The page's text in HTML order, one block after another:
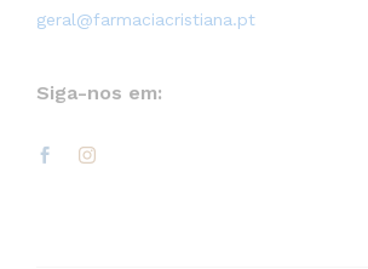
geral@farmaciacristiana.pt
Siga-nos em: